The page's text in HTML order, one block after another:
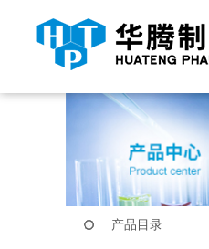
当前位置： 首页 产品
产品目录